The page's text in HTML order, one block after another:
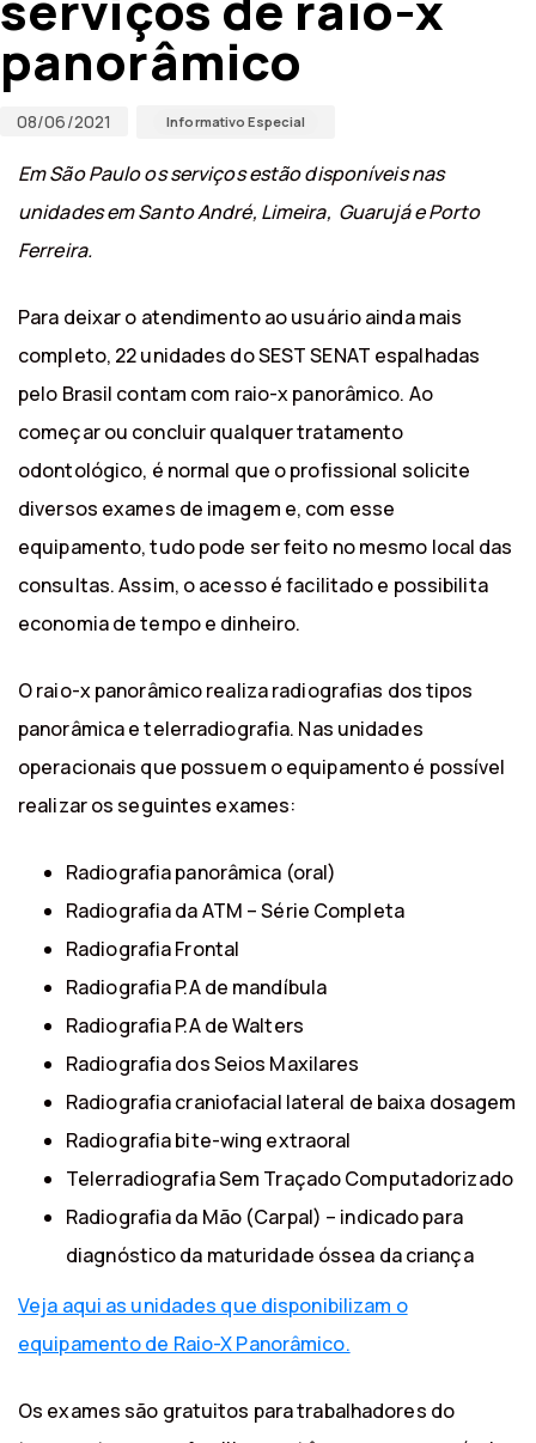
panorâmico
08/06/2021 Informativo Especial
Em São Paulo os serviços estão disponíveis nas
unidades em Santo André, Limeira, Guarujá e Porto
Ferreira.
Para deixar o atendimento ao usuário ainda mais
completo, 22 unidades do SEST SENAT espalhadas
pelo Brasil contam com raio-x panorâmico. Ao
começar ou concluir qualquer tratamento
odontológico, é normal que o profissional solicite
diversos exames de imagem e, com esse
equipamento, tudo pode ser feito no mesmo local das
consultas. Assim, o acesso é facilitado e possibilita
economia de tempo e dinheiro.
O raio-x panorâmico realiza radiografias dos tipos
panorâmica e telerradiografia. Nas unidades
operacionais que possuem o equipamento é possível
realizar os seguintes exames:
Radiografia panorâmica (oral)
Radiografia da ATM – Série Completa
Radiografia Frontal
Radiografia P.A de mandíbula
Radiografia P.A de Walters
Radiografia dos Seios Maxilares
Radiografia craniofacial lateral de baixa dosagem
Radiografia bite-wing extraoral
Telerradiografia Sem Traçado Computadorizado
Radiografia da Mão (Carpal) – indicado para
diagnóstico da maturidade óssea da criança
Veja aqui as unidades que disponibilizam o
equipamento de Raio-X Panorâmico.
Os exames são gratuitos para trabalhadores do